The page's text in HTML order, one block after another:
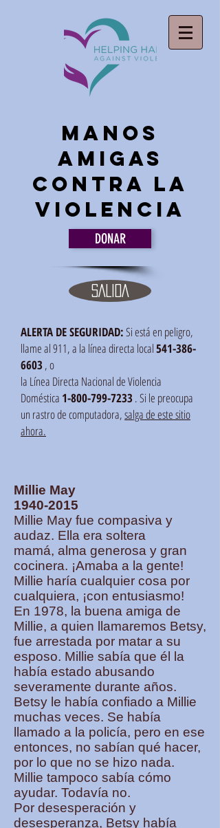
Manos
amigas
Contra la
violencia
DONAR
SALIDA
ALERTA DE SEGURIDAD:Si está en peligro,
llame al 911, a la línea directa local541-386-
6603 , o
la Línea Directa Nacional de Violencia
Doméstica 1-800-799-7233 . Si le preocupa
un rastro de computadora,salga de este sitio
ahora.
Millie May
1940-2015
Millie May fue compasiva y
audaz. Ella era soltera
mamá, alma generosa y gran
cocinera. ¡Amaba a la gente!
Millie haría cualquier cosa por
cualquiera, ¡con entusiasmo!
En 1978, la buena amiga de
Millie, a quien llamaremos Betsy,
fue arrestada por matar a su
esposo. Millie sabía que él la
había estado abusando
severamente durante años.
Betsy le había confiado a Millie
muchas veces. Se había
llamado a la policía, pero en ese
entonces, no sabían qué hacer,
por lo que no se hizo nada.
Millie tampoco sabía cómo
ayudar. Todavía no.
Por desesperación y
desesperanza, Betsy había